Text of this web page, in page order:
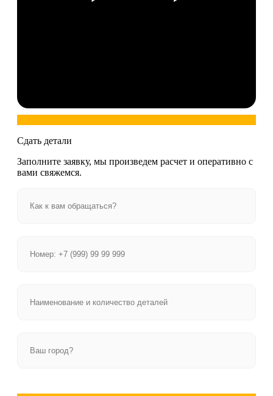
Сдать детали
Заполните заявку, мы произведем расчет и оперативно с
вами свяжемся.